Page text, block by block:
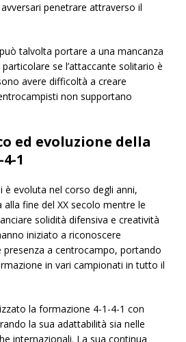
penetrare attraverso il
talvolta portare a una mancanza
se l’attaccante solitario è
avere difficoltà a creare
non supportano
ed evoluzione della
1
è evoluta nel corso degli anni,
fine del XX secolo mentre le
solidità difensiva e creatività
iniziato a riconoscere
presenza a centrocampo, portando
in vari campionati in tutto il
la formazione 4-1-4-1 con
la sua adattabilità sia nelle
internazionali. La sua continua